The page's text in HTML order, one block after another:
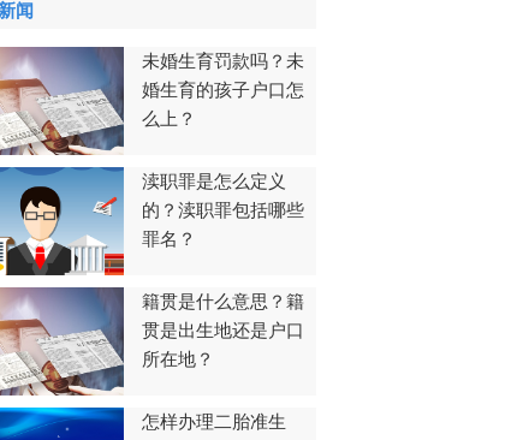
闻
未婚生育罚款吗？未
婚生育的孩子户口怎
么上？
渎职罪是怎么定义
的？渎职罪包括哪些
罪名？
籍贯是什么意思？籍
贯是出生地还是户口
所在地？
怎样办理二胎准生